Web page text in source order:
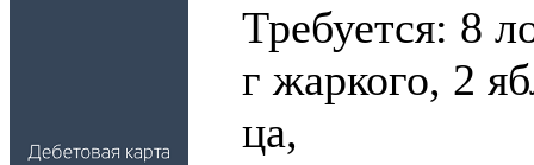
Требуется: 8
г жаркого, 2
ца,